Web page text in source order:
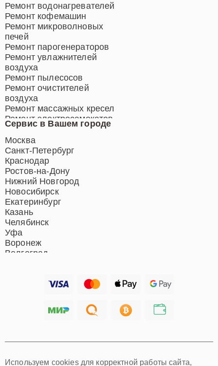
Сервис в Вашем городе
Москва
Санкт-Петербург
Краснодар
Ростов-на-Дону
Нижний Новгород
Новосибирск
Екатеринбург
Казань
Челябинск
Уфа
Воронеж
Волгоград
Хабаровск
Иркутск
Ремонт водонагревателей
Ремонт кофемашин
Ремонт микроволновых
печей
Ремонт парогенераторов
Ремонт увлажнителей
воздуха
Ремонт пылесосов
Ремонт очистителей
воздуха
Ремонт массажных кресел
Ремонт электросамокатов
Ремонт индукционных плит
Ремонт роботов-пылесосов
Ремонт гладильных систем
Ремонт отпаривателей
Ремонт вертикальных
пылесосов
Используем cookies для корректной работы сайта,